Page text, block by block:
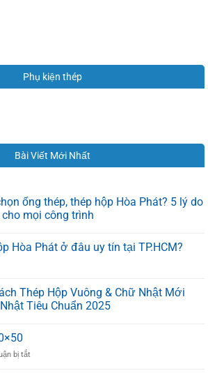
Phụ kiện thép
Bài Viết Mới Nhất
ống thép, thép hộp Hòa Phát? 5 lý do
mọi công trình
Hòa Phát ở đâu uy tín tại TP.HCM?
Thép Hộp Vuông & Chữ Nhật Mới
Tiêu Chuẩn 2025
bị tắt